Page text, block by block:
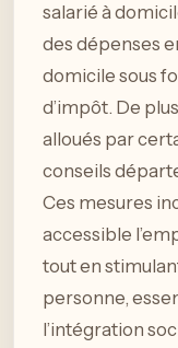
salarié à
des dépenses
domicile sous
d’impôt. De
alloués par
conseils
Ces mesures
accessible
tout en
personne,
l’intégration